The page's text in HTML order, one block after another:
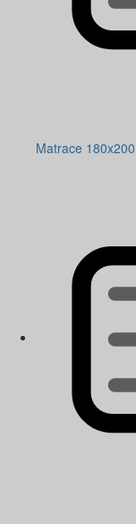
Matrace 180x200